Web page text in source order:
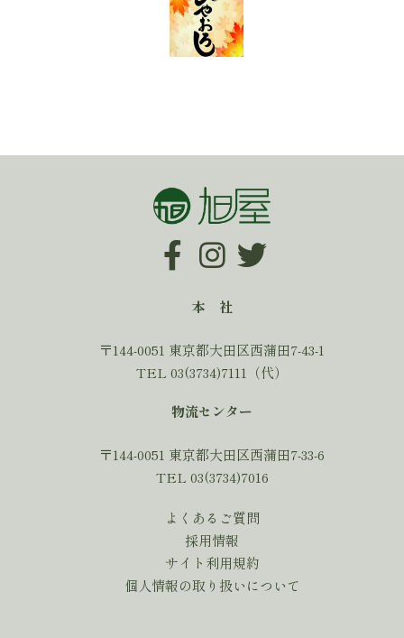
本 社
〒144-0051 東京都大田区西蒲田7-43-1
TEL 03(3734)7111（代）
物流センター
〒144-0051 東京都大田区西蒲田7-33-6
TEL 03(3734)7016
よくあるご質問
採用情報
サイト利用規約
個人情報の取り扱いについて